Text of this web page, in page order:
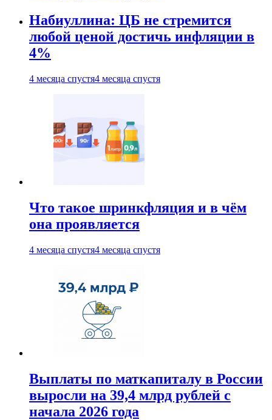
Набиуллина: ЦБ не стремится
любой ценой достичь инфляции в
4%
4 месяца спустя4 месяца спустя
Что такое шринкфляция и в чём
она проявляется
4 месяца спустя4 месяца спустя
Выплаты по маткапиталу в России
выросли на 39,4 млрд рублей с
начала 2026 года